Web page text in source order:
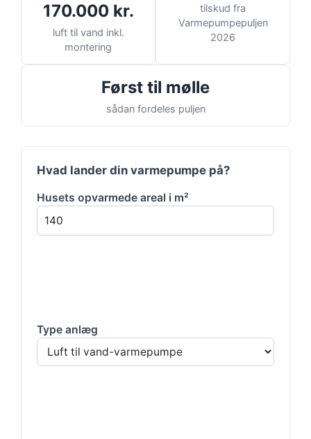
170.000 kr.
luft til vand inkl.
montering
tilskud fra
Varmepumpepuljen
2026
Først til mølle
sådan fordeles puljen
Hvad lander din varmepumpe på?
Husets opvarmede areal i m²
Type anlæg